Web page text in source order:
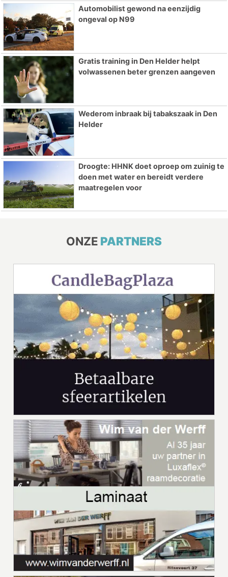
Automobilist gewond na eenzijdig
ongeval op N99
Gratis training in Den Helder helpt
volwassenen beter grenzen aangeven
Wederom inbraak bij tabakszaak in Den
Helder
Droogte: HHNK doet oproep om zuinig te
doen met water en bereidt verdere
maatregelen voor
ONZE PARTNERS